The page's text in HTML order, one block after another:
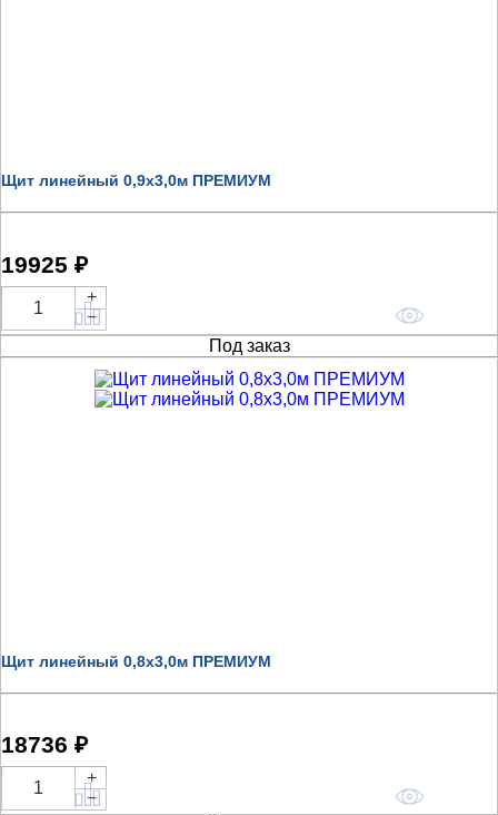
Щит линейный 0,9х3,0м ПРЕМИУМ
19925 ₽
+
−
Под заказ
Щит линейный 0,8х3,0м ПРЕМИУМ
18736 ₽
+
−